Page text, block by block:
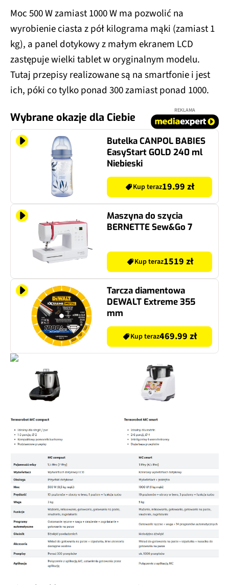
Moc 500 W zamiast 1000 W ma pozwolić na
wyrobienie ciasta z pół kilograma mąki (zamiast 1
kg), a panel dotykowy z małym ekranem LCD
zastępuje wielki tablet w oryginalnym modelu.
Tutaj przepisy realizowane są na smartfonie i jest
ich, póki co tylko ponad 300 zamiast ponad 1000.
Wybrane okazje dla Ciebie
REKLAMA
Butelka CANPOL BABIES
EasyStart GOLD 240 ml
Niebieski
Kup teraz19.99 zł
Maszyna do szycia
BERNETTE Sew&Go 7
Kup teraz1519 zł
Tarcza diamentowa
DEWALT Extreme 355
mm
Kup teraz469.99 zł